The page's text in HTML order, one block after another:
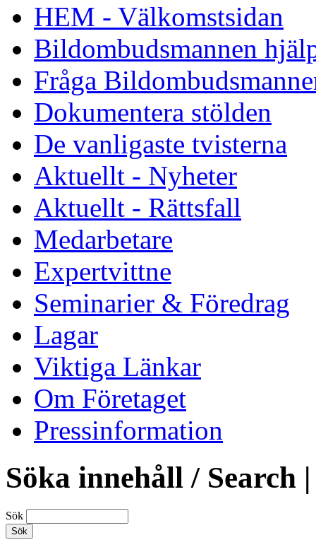
HEM - Välkomstsidan
Bildombudsmannen
Fråga
Dokumentera stölden
De vanligaste tvisterna
Aktuellt - Nyheter
Aktuellt - Rättsfall
Medarbetare
Expertvittne
Seminarier & Föredrag
Lagar
Viktiga Länkar
Om Företaget
Pressinformation
Söka innehåll / Search
Sök